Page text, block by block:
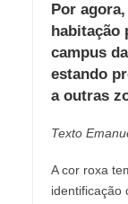
Por
habitação
campus
estando
a outras
Texto
A cor roxa
identificação